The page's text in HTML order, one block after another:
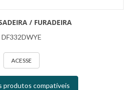
/ FURADEIRA
DF332DWYE
ACESSE
produtos compatíveis